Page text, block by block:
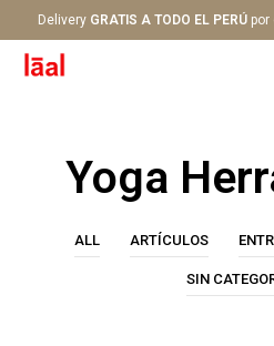
Delivery GRATIS A TODO EL PERÚpor
Yoga
ALL ARTÍCULOS
SIN